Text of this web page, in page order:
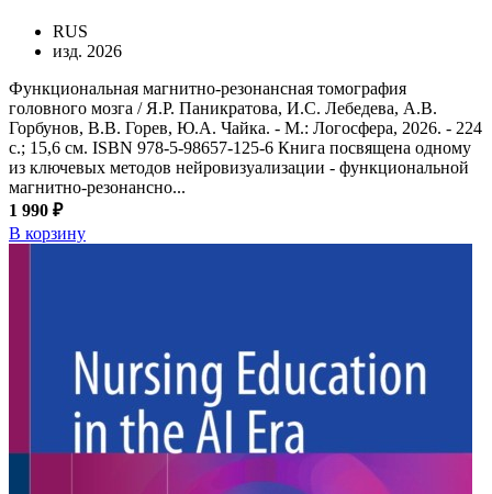
RUS
изд. 2026
Функциональная магнитно-резонансная томография
головного мозга / Я.Р. Паникратова, И.С. Лебедева, А.В.
Горбунов, В.В. Горев, Ю.А. Чайка. - М.: Логосфера, 2026. - 224
с.; 15,6 см. ISBN 978-5-98657-125-6 Книга посвящена одному
из ключевых методов нейровизуализации - функциональной
магнитно-резонансно...
1 990 ₽
В корзину